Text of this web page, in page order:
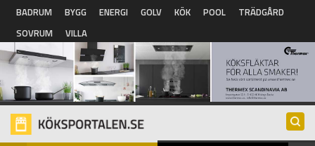
Hoppa till huvudinnehåll
BADRUM BYGG ENERGI GOLV KÖK POOL
TRÄDGÅRD
SOVRUM
VILLA